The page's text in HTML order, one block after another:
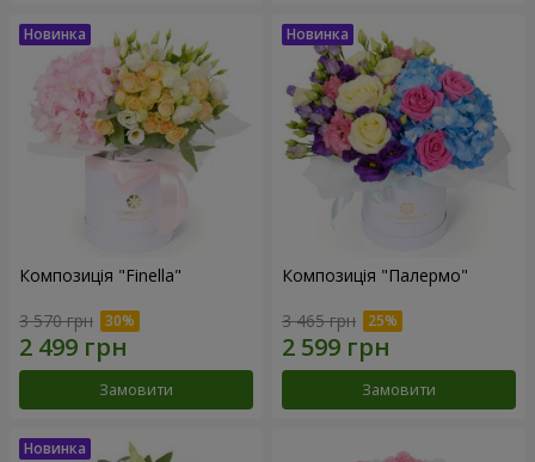
Композиція "Finella"
3 570 грн
Замовити
Композиція "Палермо"
3 465 грн
Замовити